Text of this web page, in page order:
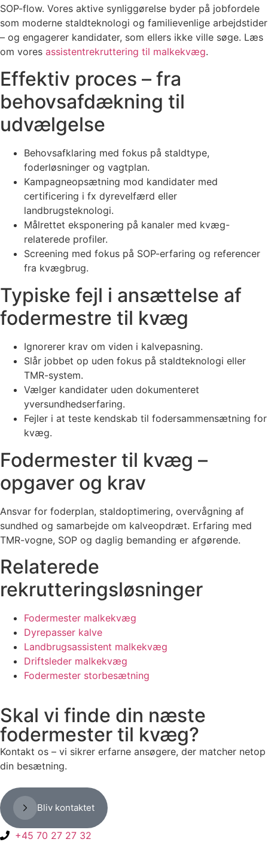
SOP-flow. Vores aktive synliggørelse byder på jobfordele
som moderne staldteknologi og familievenlige arbejdstider
– og engagerer kandidater, som ellers ikke ville søge. Læs
om vores assistentrekruttering til malkekvæg.
Effektiv proces – fra
behovsafdækning til
udvælgelse
Behovsafklaring med fokus på staldtype,
foderløsninger og vagtplan.
Kampagneopsætning mod kandidater med
certificering i fx dyrevelfærd eller
landbrugsteknologi.
Målrettet eksponering på kanaler med kvæg-
relaterede profiler.
Screening med fokus på SOP-erfaring og referencer
fra kvægbrug.
Typiske fejl i ansættelse af
fodermestre til kvæg
Ignorerer krav om viden i kalvepasning.
Slår jobbet op uden fokus på staldteknologi eller
TMR-system.
Vælger kandidater uden dokumenteret
yversundhedserfaring.
Fejler i at teste kendskab til fodersammensætning for
kvæg.
Fodermester til kvæg –
opgaver og krav
Ansvar for foderplan, staldoptimering, overvågning af
sundhed og samarbejde om kalveopdræt. Erfaring med
TMR-vogne, SOP og daglig bemanding er afgørende.
Relaterede
rekrutteringsløsninger
Fodermester malkekvæg
Dyrepasser kalve
Landbrugsassistent malkekvæg
Driftsleder malkekvæg
Fodermester storbesætning
Skal vi finde din næste
fodermester til kvæg?
Kontakt os – vi sikrer erfarne ansøgere, der matcher netop
din besætning.
Bliv kontaktet
+45 70 27 27 32